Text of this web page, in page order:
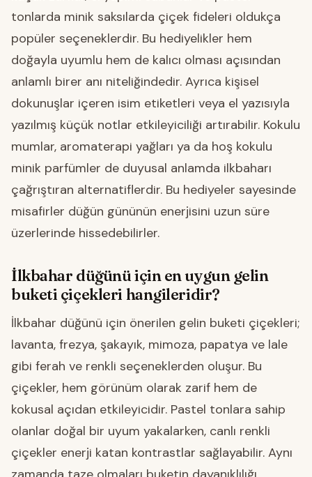
tonlarda minik saksılarda çiçek fideleri oldukça
popüler seçeneklerdir. Bu hediyelikler hem
doğayla uyumlu hem de kalıcı olması açısından
anlamlı birer anı niteliğindedir. Ayrıca kişisel
dokunuşlar içeren isim etiketleri veya el yazısıyla
yazılmış küçük notlar etkileyiciliği artırabilir. Kokulu
mumlar, aromaterapi yağları ya da hoş kokulu
minik parfümler de duyusal anlamda ilkbaharı
çağrıştıran alternatiflerdir. Bu hediyeler sayesinde
misafirler düğün gününün enerjisini uzun süre
üzerlerinde hissedebilirler.
İlkbahar düğünü için en uygun gelin
buketi çiçekleri hangileridir?
İlkbahar düğünü için önerilen gelin buketi çiçekleri;
lavanta, frezya, şakayık, mimoza, papatya ve lale
gibi ferah ve renkli seçeneklerden oluşur. Bu
çiçekler, hem görünüm olarak zarif hem de
kokusal açıdan etkileyicidir. Pastel tonlara sahip
olanlar doğal bir uyum yakalarken, canlı renkli
çiçekler enerji katan kontrastlar sağlayabilir. Aynı